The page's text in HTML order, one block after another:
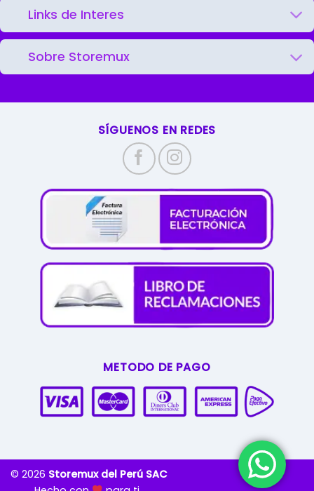
Links de Interes
Sobre Storemux
SÍGUENOS EN REDES
METODO DE PAGO
© 2026 Storemux del Perú SAC